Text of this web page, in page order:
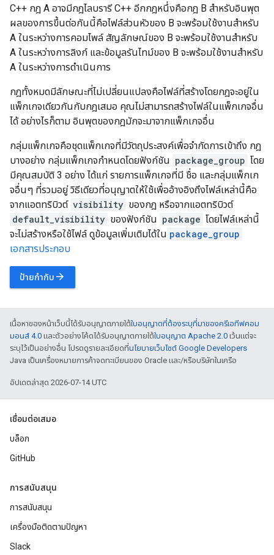
C++ กฎ A อาจมีกฎไลบรารี C++ อีกกฎหนึ่งคือกฎ B สำหรับอินพุต
ผลของการขึ้นต่อกันนี้คือไฟล์ส่วนหัวของ B จะพร้อมใช้งานสำหรับ
A ในระหว่างการคอมไพล์ สัญลักษณ์ของ B จะพร้อมใช้งานสำหรับ
A ในระหว่างการลิงก์ และข้อมูลรันไทม์ของ B จะพร้อมใช้งานสำหรับ
A ในระหว่างการดำเนินการ
กฎทั้งหมดมีลักษณะที่ไม่เปลี่ยนแปลงคือไฟล์ที่สร้างโดยกฎจะอยู่ใน
แพ็กเกจเดียวกันกับกฎเสมอ คุณไม่สามารถสร้างไฟล์ในแพ็กเกจอื่น
ได้ อย่างไรก็ตาม อินพุตของกฎมักจะมาจากแพ็กเกจอื่น
กลุ่มแพ็กเกจคือชุดแพ็กเกจที่มีวัตถุประสงค์เพื่อจำกัดการเข้าถึง กฎ
บางอย่าง กลุ่มแพ็กเกจกำหนดโดยฟังก์ชัน package_group โดย
มีคุณสมบัติ 3 อย่าง ได้แก่ รายการแพ็กเกจที่มี ชื่อ และกลุ่มแพ็กเก
จอื่นๆ ที่รวมอยู่ วิธีเดียวที่อนุญาตให้ใช้เพื่ออ้างอิงถึงไฟล์เหล่านี้คือ
จากแอตทริบิวต์ visibility ของกฎ หรือจากแอตทริบิวต์
default_visibility ของฟังก์ชัน package โดยไฟล์เหล่านี้
จะไม่สร้างหรือใช้ไฟล์ ดูข้อมูลเพิ่มเติมได้ใน package_group
เอกสารประกอบ
ป้ายกำกับ arrow_forward
เนื้อหาของหน้าเว็บนี้ได้รับอนุญาตภายใต้ใบอนุญาตที่ต้องระบุที่มาของครีเอทีฟคอม
มอนส์ 4.0 และตัวอย่างโค้ดได้รับอนุญาตภายใต้ใบอนุญาต Apache 2.0 เว้นแต่จะ
ระบุไว้เป็นอย่างอื่น โปรดดูรายละเอียดที่นโยบายเว็บไซต์ Google Developers
Java เป็นเครื่องหมายการค้าจดทะเบียนของ Oracle และ/หรือบริษัทในเครือ
อัปเดตล่าสุด 2026-07-14 UTC
เชื่อมต่อเสมอ
บล็อก
GitHub
การสนับสนุน
การสนับสนุน
เครื่องมือติดตามปัญหา
Slack